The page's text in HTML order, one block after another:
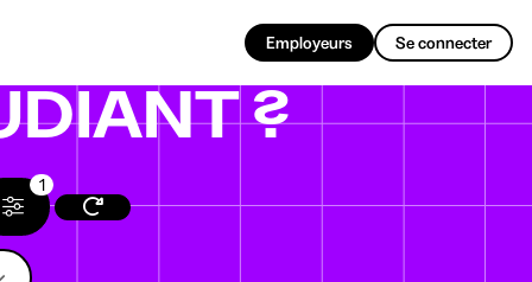
Employeurs Se connecter
?
1